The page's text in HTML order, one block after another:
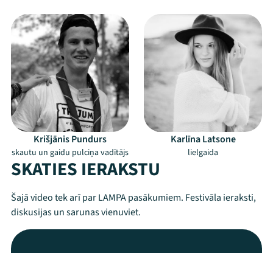
Krišjānis Pundurs
skautu un gaidu pulciņa vadītājs
Karlīna Latsone
lielgaida
SKATIES IERAKSTU
Šajā video tek arī par LAMPA pasākumiem. Festivāla ieraksti,
diskusijas un sarunas vienuviet.